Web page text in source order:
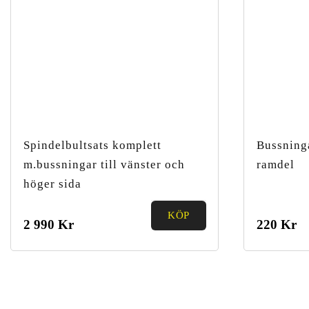
Spindelbultsats komplett
m.bussningar till vänster och
höger sida
0.00
5
2 990 Kr
KÖP
ramdel
0.00
5
220 Kr